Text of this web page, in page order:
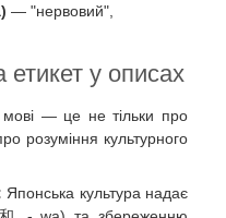
— "нервовий",
етикет у описах
— це не тільки про
розуміння культурного
Японська культура надає